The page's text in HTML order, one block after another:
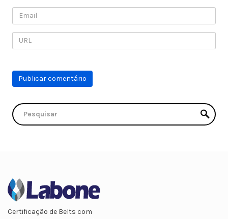
Certificação de Belts com